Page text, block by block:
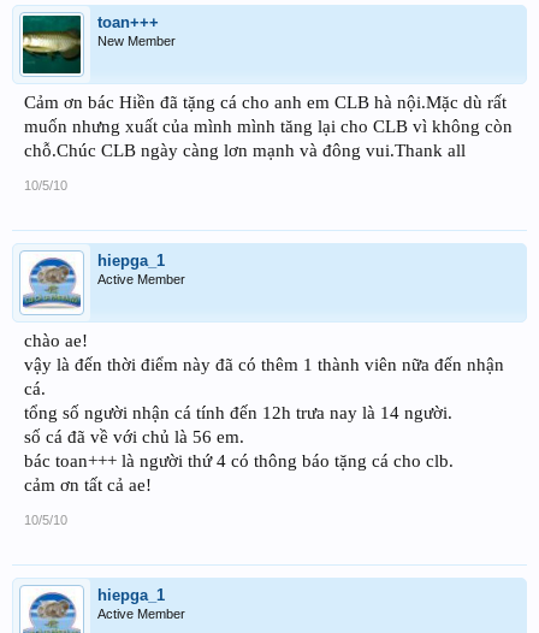
toan+++
New Member
Cảm ơn bác Hiền đã tặng cá cho anh em CLB hà nội.Mặc dù rất
muốn nhưng xuất của mình mình tăng lại cho CLB vì không còn
chỗ.Chúc CLB ngày càng lơn mạnh và đông vui.Thank all
10/5/10
hiepga_1
Active Member
chào ae!
vậy là đến thời điểm này đã có thêm 1 thành viên nữa đến nhận
cá.
tổng số người nhận cá tính đến 12h trưa nay là 14 người.
số cá đã về với chủ là 56 em.
bác toan+++ là người thứ 4 có thông báo tặng cá cho clb.
cảm ơn tất cả ae!
10/5/10
hiepga_1
Active Member